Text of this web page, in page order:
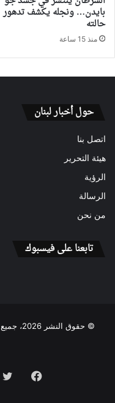
بايدن… ونجله يكشف تدهور
حالته
منذ 15 ساعة
حول أخبار لبنان
اتصل بنا
هيئة التحرير
الرؤية
الرسالة
من نحن
تابعنا على فيسبوك
© حقوق النشر 2026، جميع الحقوق محفوظة |
فيسبوك